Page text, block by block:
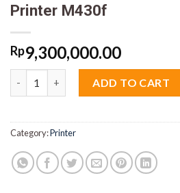
Printer M430f
Rp9,300,000.00
ADD TO CART
Category:Printer